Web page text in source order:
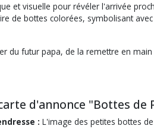
et visuelle pour révéler l'arrivée
de bottes colorées, symbolisant
du futur papa, de la remettre en
d'annonce "Bottes de
: L'image des petites bottes